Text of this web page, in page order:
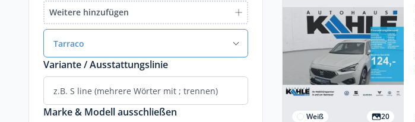
Weitere hinzufügen
Tarraco
Variante / Ausstattungslinie
Marke & Modell ausschließen Weiß 20